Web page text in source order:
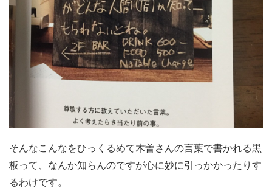
そんなこんなをひっくるめて木曽さんの言葉で書かれる黒
板って、なんか知らんのですが心に妙に引っかかったりす
るわけです。